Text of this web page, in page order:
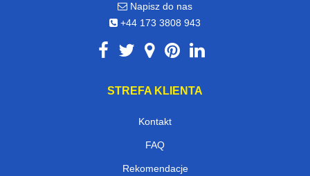
Napisz do nas
+44 173 3808 943
STREFA KLIENTA
Kontakt
FAQ
Rekomendacje